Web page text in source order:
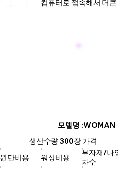
컴퓨터로 접속해서 더
모델명 :
WOMAN
원단비용 워싱비용
부자재/나
자수
생산수량300장 가격